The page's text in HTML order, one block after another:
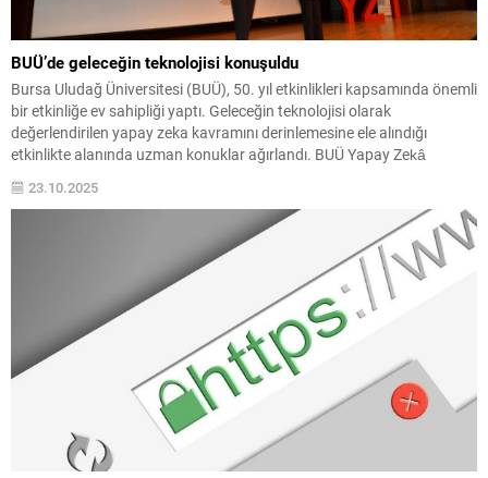
BUÜ’de geleceğin teknolojisi konuşuldu
Bursa Uludağ Üniversitesi (BUÜ), 50. yıl etkinlikleri kapsamında önemli
bir etkinliğe ev sahipliği yaptı. Geleceğin teknolojisi olarak
değerlendirilen yapay zeka kavramını derinlemesine ele alındığı
etkinlikte alanında uzman konuklar ağırlandı. BUÜ Yapay Zekâ
Topluluğu ve Huawei Student Developers (HSD) iş birliğiyle 4.sü
düzenlenen Geleneksel Yapay Zekâ Zirvesi, geleceğin mühendislerini,
23.10.2025